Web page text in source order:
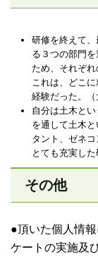
研修を終えて
る３つの部門
ため、それぞ
これは、どこ
経験だった。（
自分は土木と
を通して土木
タント、ゼネ
とても充実し
その他
●頂いた個人情
ケートの実施及